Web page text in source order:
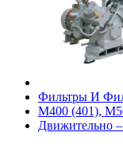
Фильтры И
М400 (401),
Движительно